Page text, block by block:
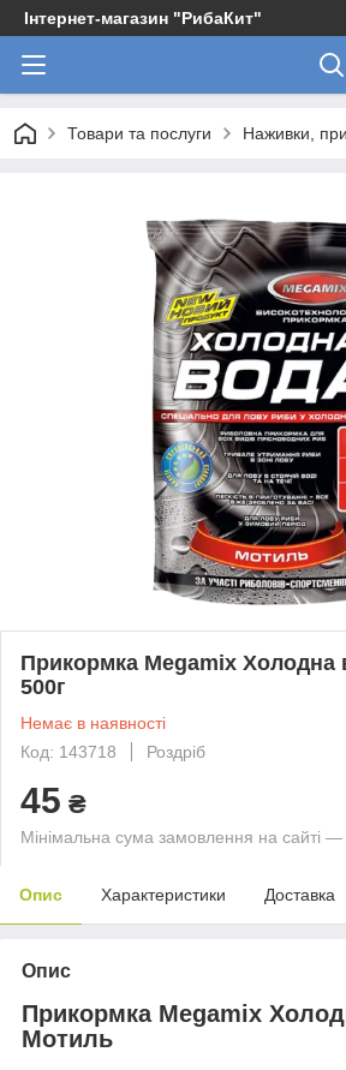
Інтернет-магазин "РибаКит"
Товари та послуги Наживки,
Прикормка Megamix Холодна
500г
Немає в наявності
Код: 143718
Роздріб
45 ₴
Мінімальна сума замовлення на сайті
Опис Характеристики Доставка
Опис
Прикормка Megamix
Мотиль